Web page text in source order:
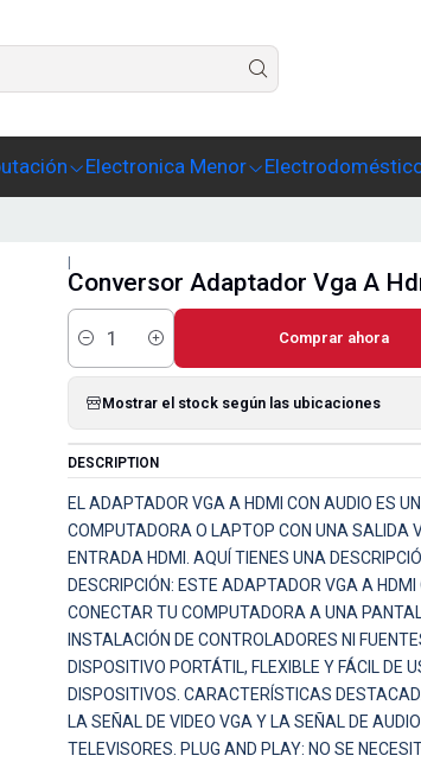
Electronica Menor
Conversor Adaptador Vga A
Cantidad
Comprar ahora
Mostrar el stock según las ubicaciones
DESCRIPTION
EL ADAPTADOR VGA A HDMI CON AUDIO ES
COMPUTADORA O LAPTOP CON UNA SALIDA
ENTRADA HDMI. AQUÍ TIENES UNA
DESCRIPCIÓN: ESTE ADAPTADOR VGA A
CONECTAR TU COMPUTADORA A UNA
INSTALACIÓN DE CONTROLADORES NI
DISPOSITIVO PORTÁTIL, FLEXIBLE Y FÁCIL DE
DISPOSITIVOS. CARACTERÍSTICAS
LA SEÑAL DE VIDEO VGA Y LA SEÑAL DE
TELEVISORES. PLUG AND PLAY: NO SE